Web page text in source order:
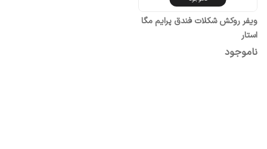
ویفر روکش شکلات فندق پرایم مگا
استار
ناموجود